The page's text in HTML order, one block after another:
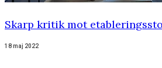
Skarp kritik mot
18 maj 2022